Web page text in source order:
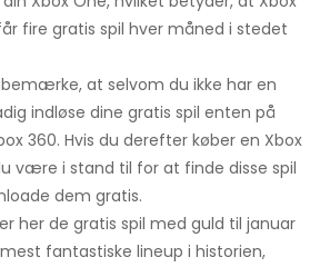
fire gratis spil hver måned i stedet
at selvom du ikke har en
indløse dine gratis spil enten på
360. Hvis du derefter køber en Xbox
være i stand til for at finde disse spil
dem gratis.
her de gratis spil med guld til januar
fantastiske lineup i historien,